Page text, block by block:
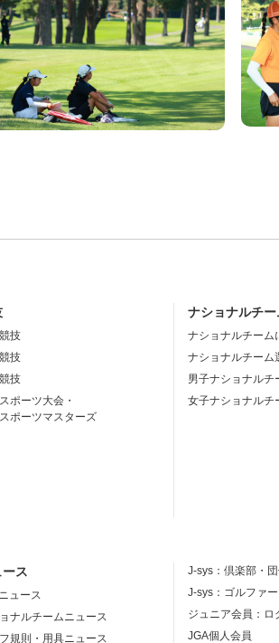
技
技
技
ポーツ大会・
ポーツマスターズ
ナショナルチー
ナショナルチーム
ナショナルチーム
男子ナショナルチ
女子ナショナルチ
ース
ュース
ナルチームニュース
規則・用具ニュース
J-sys： 倶楽部・
J-sys：ゴルファ
ジュニア会員：ロ
JGA個人会員